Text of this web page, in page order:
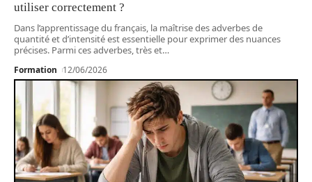
utiliser correctement ?
Dans l’apprentissage du français, la maîtrise des adverbes de
quantité et d’intensité est essentielle pour exprimer des nuances
précises. Parmi ces adverbes, très et…
Formation 12/06/2026